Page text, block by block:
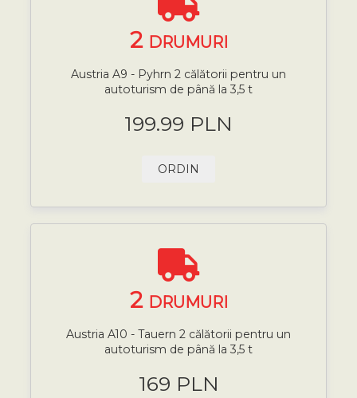
2 DRUMURI
Austria A9 - Pyhrn 2 călătorii pentru un
autoturism de până la 3,5 t
199.99 PLN
ORDIN
2 DRUMURI
Austria A10 - Tauern 2 călătorii pentru un
autoturism de până la 3,5 t
169 PLN